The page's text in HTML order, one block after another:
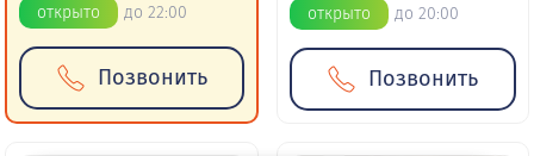
открыто до 22:00
Позвонить
открыто до 20:00
Позвонить